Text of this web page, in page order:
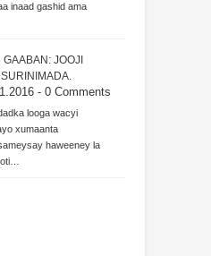
inaad gashid ama
GAABAN: JOOJI
- 0 Comments
looga wacyi
xumaanta
haweeney la